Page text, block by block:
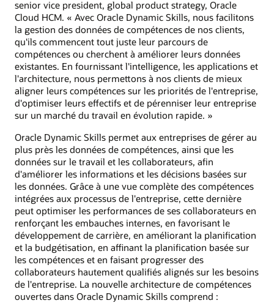
senior vice president, global product strategy, Oracle
Cloud HCM. « Avec Oracle Dynamic Skills, nous facilitons
la gestion des données de compétences de nos clients,
qu'ils commencent tout juste leur parcours de
compétences ou cherchent à améliorer leurs données
existantes. En fournissant l'intelligence, les applications et
l'architecture, nous permettons à nos clients de mieux
aligner leurs compétences sur les priorités de l'entreprise,
d'optimiser leurs effectifs et de pérenniser leur entreprise
sur un marché du travail en évolution rapide. »
Oracle Dynamic Skills permet aux entreprises de gérer au
plus près les données de compétences, ainsi que les
données sur le travail et les collaborateurs, afin
d'améliorer les informations et les décisions basées sur
les données. Grâce à une vue complète des compétences
intégrées aux processus de l'entreprise, cette dernière
peut optimiser les performances de ses collaborateurs en
renforçant les embauches internes, en favorisant le
développement de carrière, en améliorant la planification
et la budgétisation, en affinant la planification basée sur
les compétences et en faisant progresser des
collaborateurs hautement qualifiés alignés sur les besoins
de l'entreprise. La nouvelle architecture de compétences
ouvertes dans Oracle Dynamic Skills comprend :